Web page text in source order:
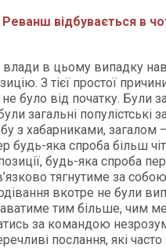
Реванш відбувається в
в цьому випадку
З тієї простої
не було від початку. Були
загальні популістські
з хабарниками, загалом
будь-яка спроба більш
будь-яка спроба
тягнутиме за
вкотре не були
тим більше, чим
за командою
послання, які